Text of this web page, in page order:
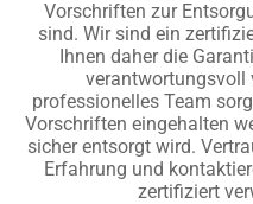
Vorschriften zur
sind. Wir sind ein
Ihnen daher die
verantwortungsvoll
professionelles Team
Vorschriften eingehalten
sicher entsorgt wird.
Erfahrung und
zertifiziert